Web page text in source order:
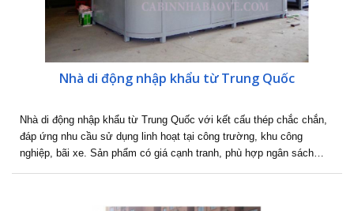
Nhà di động nhập khẩu từ Trung Quốc
Nhà di động nhập khẩu từ Trung Quốc với kết cấu thép chắc chắn,
đáp ứng nhu cầu sử dụng linh hoạt tại công trường, khu công
nghiệp, bãi xe. Sản phẩm có giá cạnh tranh, phù hợp ngân sách…